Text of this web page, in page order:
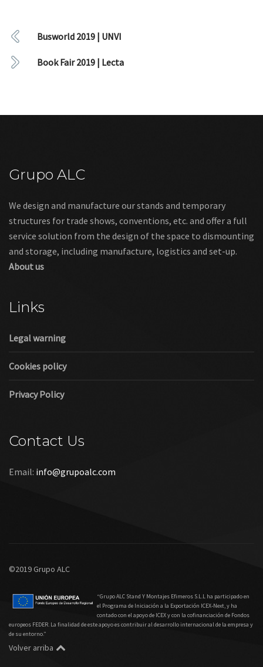
Busworld 2019 | UNVI
Book Fair 2019 | Lecta
Grupo ALC
We design and manufacture our stands and temporary
structures for trade shows, conventions, etc. and offer a full
service solution from the design of the space to dismounting
and storage, including manufacture, logistics and set-up.
About us
Links
Legal warning
Cookies policy
Privacy Policy
Contact Us
Email: info@grupoalc.com
©2019 Grupo ALC
“Grupo ALC Stand Y Montajes Efimeros S.L.L ha participado en
el Programa de Iniciación a la Exportación ICEX‐Next, y ha
contado con el apoyo de ICEX y con la cofinanciación de Fondos
europeos FEDER. La finalidad de este apoyo es contribuir al desarrollo internacional de la empresa y
de su entorno.”
Volver arriba